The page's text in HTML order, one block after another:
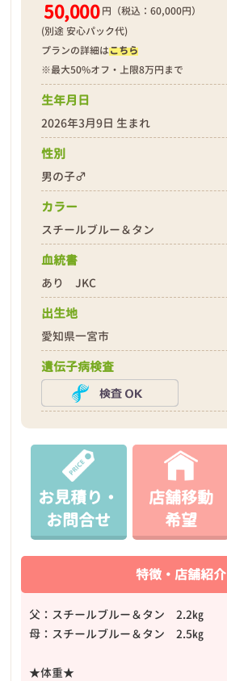
50,000 円（税込：60,000円）
(別途 安心パック代)
プランの詳細はこちら
※最大50%オフ・上限8万円まで
生年月日
2026年3月9日 生まれ
性別
男の子♂
カラー
スチールブルー＆タン
血統書
あり JKC
出生地
愛知県一宮市
遺伝子病検査
お見積り・
お問合せ
店舗移動
希望
特徴・店舗紹介
父：スチールブルー＆タン 2.2㎏
母：スチールブルー＆タン 2.5㎏
★体重★